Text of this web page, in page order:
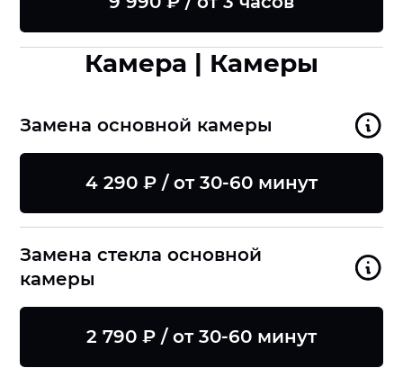
Камера | Камеры
Замена основной камеры
4 290 ₽ / от 30-60 минут
Замена стекла основной
камеры
2 790 ₽ / от 30-60 минут